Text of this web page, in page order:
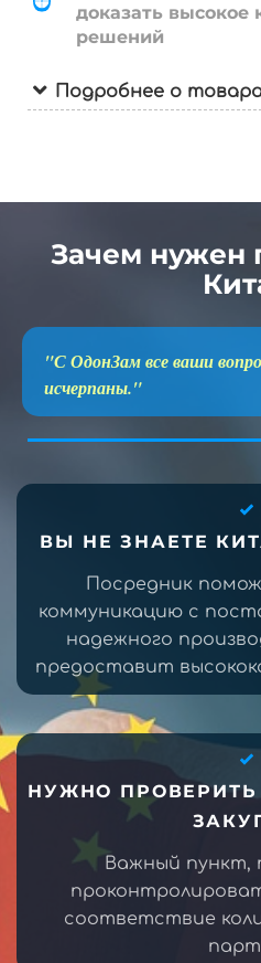
доказать высокое
решений
Подробнее о
Зачем нужен
"С ОдонЗам все ваши
исчерпаны."
ВЫ НЕ ЗНАЕТЕ
Посредник
коммуникацию с
надежного
предоставит
НУЖНО
Важный пункт,
соответствие